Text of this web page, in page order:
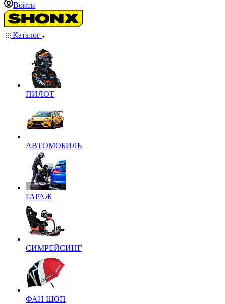
Войти
Каталог
ПИЛОТ
АВТОМОБИЛЬ
ГАРАЖ
СИМРЕЙСИНГ
ФАН ШОП